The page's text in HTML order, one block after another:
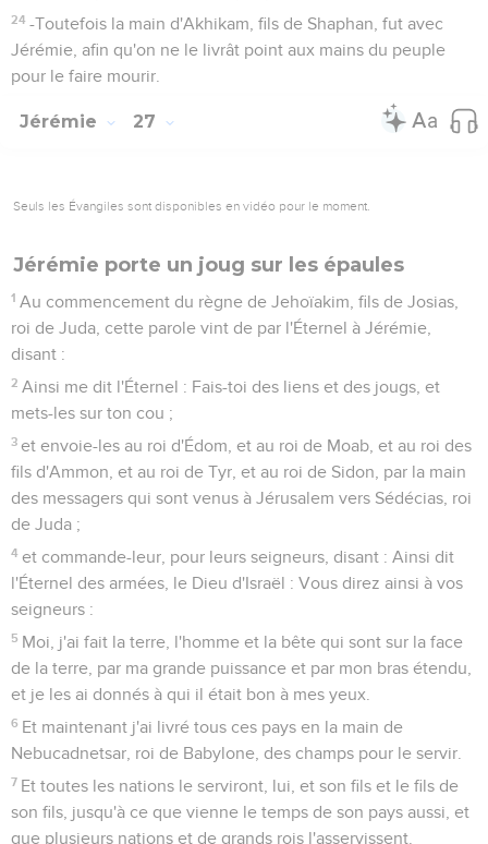
24 -Toutefois la main d'Akhikam, fils de Shaphan, fut avec
Jérémie, afin qu'on ne le livrât point aux mains du peuple
pour le faire mourir.
Jérémie 27
Seuls les Évangiles sont disponibles en vidéo pour le moment.
Jérémie porte un joug sur les épaules
1 Au commencement du règne de Jehoïakim, fils de Josias,
roi de Juda, cette parole vint de par l'Éternel à Jérémie,
disant :
2 Ainsi me dit l'Éternel : Fais-toi des liens et des jougs, et
mets-les sur ton cou ;
3 et envoie-les au roi d'Édom, et au roi de Moab, et au roi des
fils d'Ammon, et au roi de Tyr, et au roi de Sidon, par la main
des messagers qui sont venus à Jérusalem vers Sédécias, roi
de Juda ;
4 et commande-leur, pour leurs seigneurs, disant : Ainsi dit
l'Éternel des armées, le Dieu d'Israël : Vous direz ainsi à vos
seigneurs :
5 Moi, j'ai fait la terre, l'homme et la bête qui sont sur la face
de la terre, par ma grande puissance et par mon bras étendu,
et je les ai donnés à qui il était bon à mes yeux.
6 Et maintenant j'ai livré tous ces pays en la main de
Nebucadnetsar, roi de Babylone, des champs pour le servir.
7 Et toutes les nations le serviront, lui, et son fils et le fils de
son fils, jusqu'à ce que vienne le temps de son pays aussi, et
que plusieurs nations et de grands rois l'asservissent.